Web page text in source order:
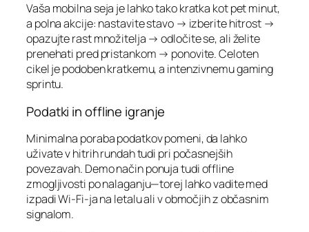
Vaša mobilna seja je lahko tako kratka kot pet minut,
a polna akcije: nastavite stavo → izberite hitrost →
opazujte rast množitelja → odločite se, ali želite
prenehati pred pristankom → ponovite. Celoten
cikel je podoben kratkemu, a intenzivnemu gaming
sprintu.
Podatki in offline igranje
Minimalna poraba podatkov pomeni, da lahko
uživate v hitrih rundah tudi pri počasnejših
povezavah. Demo način ponuja tudi offline
zmogljivosti po nalaganju—torej lahko vadite med
izpadi Wi‑Fi-ja na letalu ali v območjih z občasnim
signalom.